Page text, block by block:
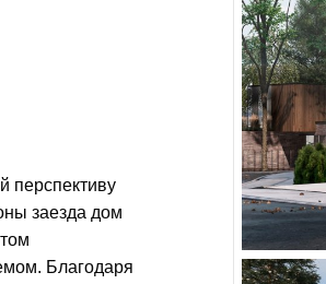
перспективу
заезда дом
Благодаря